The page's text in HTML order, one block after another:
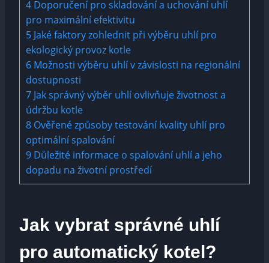
4 Doporučení​ pro‌ skladování a uchování uhlí
pro ‌maximální efektivitu
5 Jaké‍ faktory zohlednit při výběru⁤ uhlí pro
ekologický provoz kotle
6 Možnosti výběru uhlí‌ v závislosti na regionální
dostupnosti
7 Jak správný výběr uhlí ovlivňuje životnost a‍
údržbu kotle
8 Ověřené způsoby testování ⁢kvality uhlí pro
optimální spalování
9 Důležité ⁣informace o spalování⁢ uhlí a jeho
dopadu na životní prostředí
Jak vybrat ⁢správné ‍uhlí
pro automatický‍ kotel?